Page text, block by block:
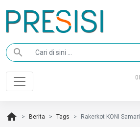
search
home Berita Tags Rakerkot KONI